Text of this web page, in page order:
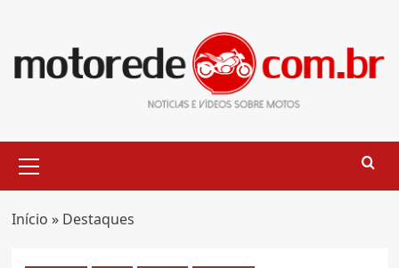
content
Menu
Início » Destaques